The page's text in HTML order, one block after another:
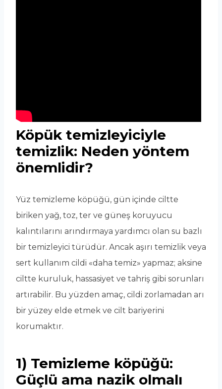
Köpük temizleyiciyle
temizlik: Neden yöntem
önemlidir?
Yüz temizleme köpüğü, gün içinde ciltte
biriken yağ, toz, ter ve güneş koruyucu
kalıntılarını arındırmaya yardımcı olan su bazlı
bir temizleyici türüdür. Ancak aşırı temizlik veya
sert kullanım cildi «daha temiz» yapmaz; aksine
ciltte kuruluk, hassasiyet ve tahriş gibi sorunları
artırabilir. Bu yüzden amaç, cildi zorlamadan arı
bir yüzey elde etmek ve cilt bariyerini
korumaktır.
1) Temizleme köpüğü:
Güçlü ama nazik olmalı